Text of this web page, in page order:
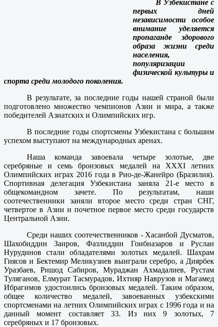
В Узбекистане с
первых дней
независимости особое
внимание уделяется
пропаганде здорового
образа жизни среди
населения,
популяризации
физической культуры и
спорта среди молодого поколения.
В результате, за последние годы нашей страной были
подготовлено множество чемпионов Азии и мира, а также
победителей Азиатских и Олимпийских игр.
В последние годы спортсмены Узбекистана с большим
успехом выступают на международных аренах.
Наша команда завоевала четыре золотые, две
серебряные и семь бронзовых медалей на XXXI летних
Олимпийских играх 2016 года в Рио-де-Жанейро (Бразилия).
Спортивная делегация Узбекистана заняла 21-е место в
общекомандном зачете. По результатам, наши
соотечественники заняли второе место среди стран СНГ,
четвертое в Азии и почетное первое место среди государств
Центральной Азии.
Среди наших соотечественников - Хасанбой Дусматов,
Шахобиддин Заиров, Фазлиддин Гоибназаров и Руслан
Нурудинов стали обладателями золотых медалей. Шахрам
Гиясов и Бектемир Меликузиев выиграли серебро, а Диярбек
Уразбаев, Ришод Сабиров, Мураджан Ахмадалиев, Рустам
Туляганов, Елмурат Тасмурадов, Ихтияр Наврузов и Магамед
Ибрагимов удостоились бронзовых медалей. Таким образом,
общее количество медалей, завоеванных узбекскими
спортсменами на летних Олимпийских играх с 1996 года и на
данный момент составляет 33. Из них 9 золотых, 7
серебряных и 17 бронзовых.